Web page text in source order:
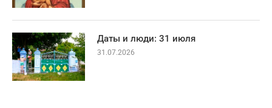
Даты и люди: 31 июля
31.07.2026